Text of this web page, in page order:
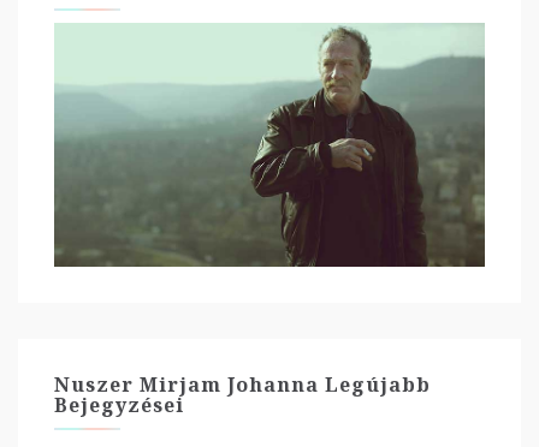
Nuszer Mirjam Johanna Legújabb
Bejegyzései